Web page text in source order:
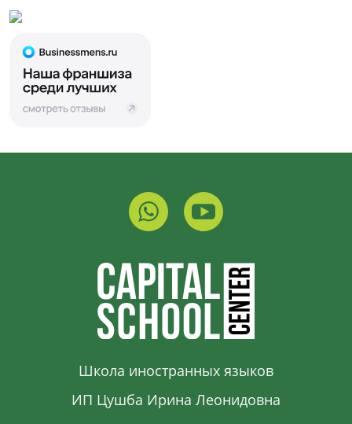
Школа иностранных языков
ИП Цушба Ирина Леонидовна